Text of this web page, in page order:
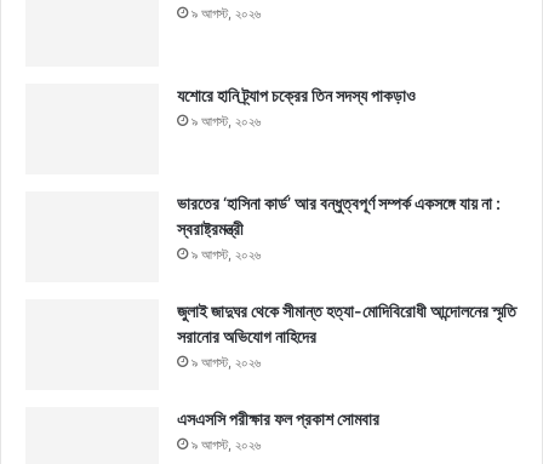
৯ আগস্ট, ২০২৬
যশোরে হানি ট্র্যাপ চক্রের তিন সদস্য পাকড়াও
৯ আগস্ট, ২০২৬
ভারতের ‘হাসিনা কার্ড’ আর বন্ধুত্বপূর্ণ সম্পর্ক একসঙ্গে যায় না :
স্বরাষ্ট্রমন্ত্রী
৯ আগস্ট, ২০২৬
জুলাই জাদুঘর থেকে সীমান্ত হত্যা-মোদিবিরোধী আন্দোলনের স্মৃতি
সরানোর অভিযোগ নাহিদের
৯ আগস্ট, ২০২৬
এসএসসি পরীক্ষার ফল প্রকাশ সোমবার
৯ আগস্ট, ২০২৬